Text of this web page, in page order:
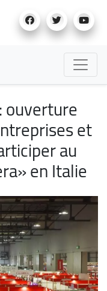
ouverture
et
au
en Italie